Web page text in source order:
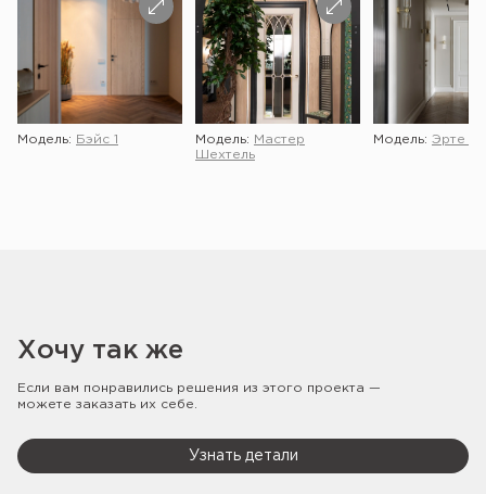
Модель: Бэйс 1 Модель:
Мастер
Шехтель
Модель: Эрте 2
Хочу так же
Если вам понравились решения из этого проекта —
можете заказать их себе.
Узнать детали